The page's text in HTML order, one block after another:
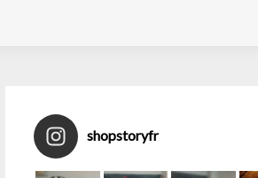
shopstoryfr